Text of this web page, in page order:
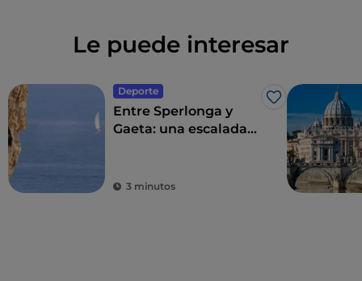
con seguridad.Le puede interesar
Deporte
Me gusta
Entre Sperlonga y
Gaeta: una escalada
3 minutos